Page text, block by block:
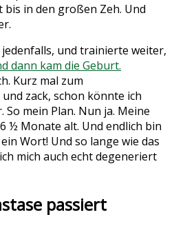
in den großen Zeh. Und
und trainierte weiter,
dann kam die Geburt.
Kurz mal zum
zack, schon könnte ich
mein Plan. Nun ja. Meine
½ Monate alt. Und endlich bin
Wort! Und so lange wie das
mich auch echt degeneriert
passiert